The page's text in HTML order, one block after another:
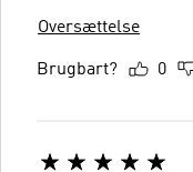
Oversættelse
Brugbart? 0